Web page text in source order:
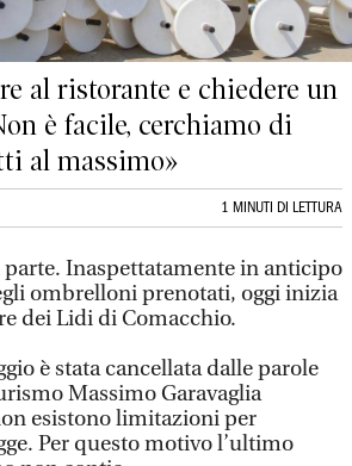
al ristorante e chiedere un
è facile, cerchiamo di
al massimo»
1 MINUTI DI LETTURA
parte. Inaspettatamente in anticipo
ombrelloni prenotati, oggi inizia
dei Lidi di Comacchio.
è stata cancellata dalle parole
Massimo Garavaglia
esistono limitazioni per
Per questo motivo l’ultimo